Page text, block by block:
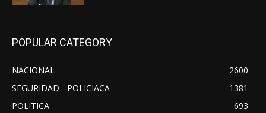
POPULAR CATEGORY
NACIONAL
2600
SEGURIDAD - POLICIACA
1381
POLITICA
693